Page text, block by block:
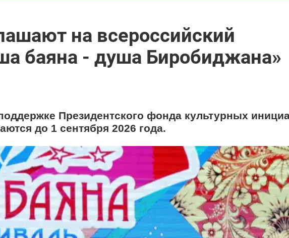
на всероссийский
баяна - душа Биробиджана»
Президентского фонда культурных
до 1 сентября 2026 года.